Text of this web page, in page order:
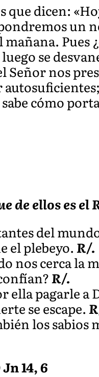
dicen:
un
Pues
se
Señor nos
cómo
de ellos es el
del
el plebeyo.R/.
nos cerca la
R/.
pagarle a
se escape.
los sabios
14, 6